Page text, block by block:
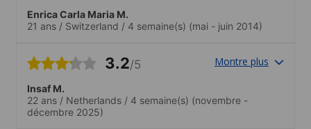
Enrica Carla Maria M.
21 ans / Switzerland / 4 semaine(s) (mai - juin 2014)
3.2/5 Montre plus
Insaf M.
22 ans / Netherlands / 4 semaine(s) (novembre -
décembre 2025)